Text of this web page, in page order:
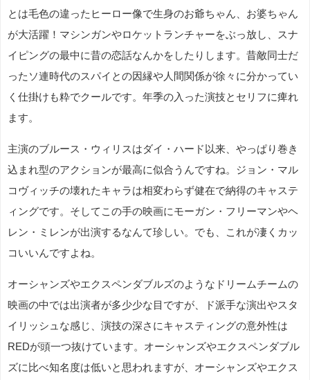
とは毛色の違ったヒーロー像で生身のお爺ちゃん、お婆ちゃん
が大活躍！マシンガンやロケットランチャーをぶっ放し、スナ
イピングの最中に昔の恋話なんかをしたりします。昔敵同士だ
ったソ連時代のスパイとの因縁や人間関係が徐々に分かってい
く仕掛けも粋でクールです。年季の入った演技とセリフに痺れ
ます。
主演のブルース・ウィリスはダイ・ハード以来、やっぱり巻き
込まれ型のアクションが最高に似合うんですね。ジョン・マル
コヴィッチの壊れたキャラは相変わらず健在で納得のキャステ
ィングです。そしてこの手の映画にモーガン・フリーマンやヘ
レン・ミレンが出演するなんて珍しい。でも、これが凄くカッ
コいいんですよね。
オーシャンズやエクスペンダブルズのようなドリームチームの
映画の中では出演者が多少少な目ですが、ド派手な演出やスタ
イリッシュな感じ、演技の深さにキャスティングの意外性は
REDが頭一つ抜けています。オーシャンズやエクスペンダブル
ズに比べ知名度は低いと思われますが、オーシャンズやエクス